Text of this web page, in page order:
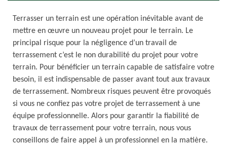
Terrasser un terrain est une opération inévitable avant de
mettre en œuvre un nouveau projet pour le terrain. Le
principal risque pour la négligence d’un travail de
terrassement c’est le non durabilité du projet pour votre
terrain. Pour bénéficier un terrain capable de satisfaire votre
besoin, il est indispensable de passer avant tout aux travaux
de terrassement. Nombreux risques peuvent être provoqués
si vous ne confiez pas votre projet de terrassement à une
équipe professionnelle. Alors pour garantir la fiabilité de
travaux de terrassement pour votre terrain, nous vous
conseillons de faire appel à un professionnel en la matière.